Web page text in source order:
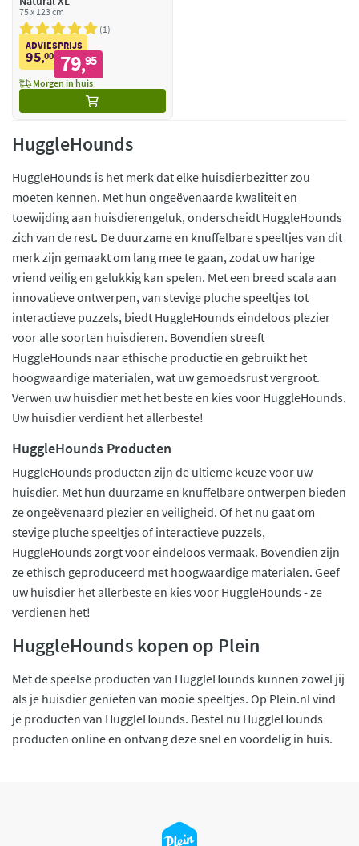
75 x 123 cm
1
ADVIESPRIJS
95,00 79,95
Morgen in huis
HuggleHounds
HuggleHounds is het merk dat elke huisdierbezitter zou
moeten kennen. Met hun ongeëvenaarde kwaliteit en
toewijding aan huisdierengeluk, onderscheidt HuggleHounds
zich van de rest. De duurzame en knuffelbare speeltjes van dit
merk zijn gemaakt om lang mee te gaan, zodat uw harige
vriend veilig en gelukkig kan spelen. Met een breed scala aan
innovatieve ontwerpen, van stevige pluche speeltjes tot
interactieve puzzels, biedt HuggleHounds eindeloos plezier
voor alle soorten huisdieren. Bovendien streeft
HuggleHounds naar ethische productie en gebruikt het
hoogwaardige materialen, wat uw gemoedsrust vergroot.
Verwen uw huisdier met het beste en kies voor HuggleHounds.
Uw huisdier verdient het allerbeste!
HuggleHounds Producten
HuggleHounds producten zijn de ultieme keuze voor uw
huisdier. Met hun duurzame en knuffelbare ontwerpen bieden
ze ongeëvenaard plezier en veiligheid. Of het nu gaat om
stevige pluche speeltjes of interactieve puzzels,
HuggleHounds zorgt voor eindeloos vermaak. Bovendien zijn
ze ethisch geproduceerd met hoogwaardige materialen. Geef
uw huisdier het allerbeste en kies voor HuggleHounds - ze
verdienen het!
HuggleHounds kopen op Plein
Met de speelse producten van HuggleHounds kunnen zowel jij
als je huisdier genieten van mooie speeltjes. Op Plein.nl vind
je producten van HuggleHounds. Bestel nu HuggleHounds
producten online en ontvang deze snel en voordelig in huis.